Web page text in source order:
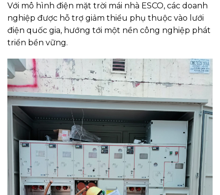
Với mô hình điện mặt trời mái nhà ESCO, các doanh
nghiệp được hỗ trợ giảm thiểu phụ thuộc vào lưới
điện quốc gia, hướng tới một nền công nghiệp phát
triển bền vững.